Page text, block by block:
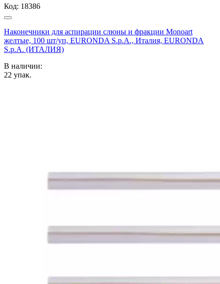
Код: 18386
Наконечники для аспирации слюны и фракции Monoart
желтые, 100 шт/уп, EURONDA S.p.A., Италия, EURONDA
S.p.A. (ИТАЛИЯ)
В наличии:
22 упак.